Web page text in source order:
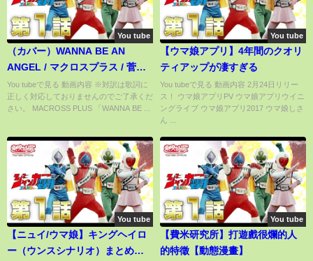
You tube
（カバー）WANNA BE AN
ANGEL / マクロスプラス / 菅野
よう子 / 新居昭乃
You tubeで見る 動画内容 ※対訳は歌詞に
正しく対応しておりませんのでご了承くだ
さい。 MACROSS PLUS 「WANNA BE ...
You tube
【ウマ娘アプリ】4年間のクオリ
ティアップが凄すぎる
You tubeで見る 動画内容 2月24日リリー
ス！ ウマ娘アプリPV ウマ娘アプリウイニ
ングライブ ウマ娘アプリ2017 ウマ娘しさ
ん ...
You tube
【ニュイ/ウマ娘】キングヘイロ
ー（ウンスシナリオ）まとめ後
You tube
【費米研究所】打遊戲很爛的人
的特徵【動態漫畫】